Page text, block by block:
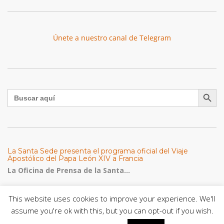
Únete a nuestro canal de Telegram
Buscar: Botón de
La Santa Sede presenta el programa oficial del Viaje
Apostólico del Papa León XIV a Francia
La Oficina de Prensa de la Santa...
Diócesis de San Cristóbal celebró 416 años del Santo Cristo
de La Grita con un llamado a la solidaridad y la dignidad
humana
This website uses cookies to improve your experience. We'll
assume you're ok with this, but you can opt-out if you wish.